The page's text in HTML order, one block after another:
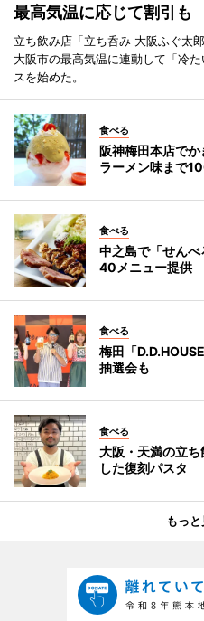
最高気温に応じて割引も
立ち飲み店「立ち呑み 大阪ふぐ太
大阪市の最高気温に連動して「冷
スを始めた。
食べる
阪神梅田本店で
ラーメン味まで
食べる
中之島で「せん
40メニュー提供
食べる
梅田「
抽選会も
食べる
大阪・天満の立
した復刻パスタ
もっ